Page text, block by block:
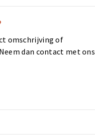
omschrijving of
dan contact met ons